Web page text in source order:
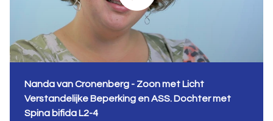
Nanda van Cronenberg - Zoon met Licht
Verstandelijke Beperking en ASS. Dochter met
Spina bifida L2-4